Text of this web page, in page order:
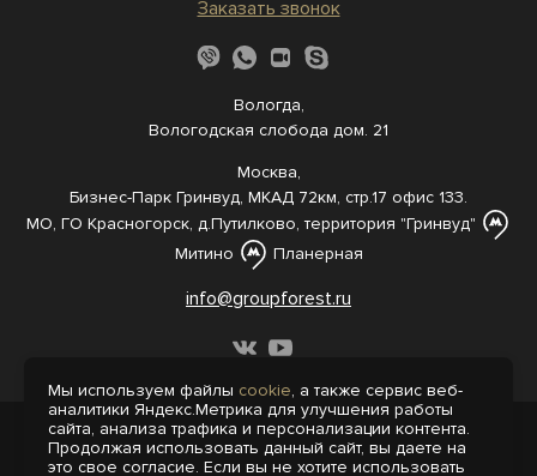
Заказать звонок
Вологда,
Вологодская слобода дом. 21
Москва,
Бизнес-Парк Гринвуд, МКАД 72км, стр.17 офис 133.
МО, ГО Красногорск, д.Путилково, территория "Гринвуд"
Митино
Планерная
info@groupforest.ru
© 2005-, 2026 Все права защищены
Информация, представленная на сайте,
не является публичной офертой.
Мы используем файлы cookie, а также сервис веб-
аналитики Яндекс.Метрика для улучшения работы
сайта, анализа трафика и персонализации контента.
Продолжая использовать данный сайт, вы даете на
это свое согласие. Если вы не хотите использовать